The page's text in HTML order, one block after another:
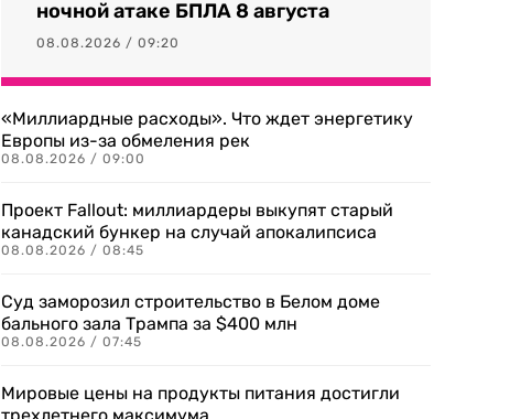
ночной атаке БПЛА 8 августа
08.08.2026 / 09:20
«Миллиардные расходы». Что ждет энергетику
Европы из-за обмеления рек
08.08.2026 / 09:00
Проект Fallout: миллиардеры выкупят старый
канадский бункер на случай апокалипсиса
08.08.2026 / 08:45
Суд заморозил строительство в Белом доме
бального зала Трампа за $400 млн
08.08.2026 / 07:45
Мировые цены на продукты питания достигли